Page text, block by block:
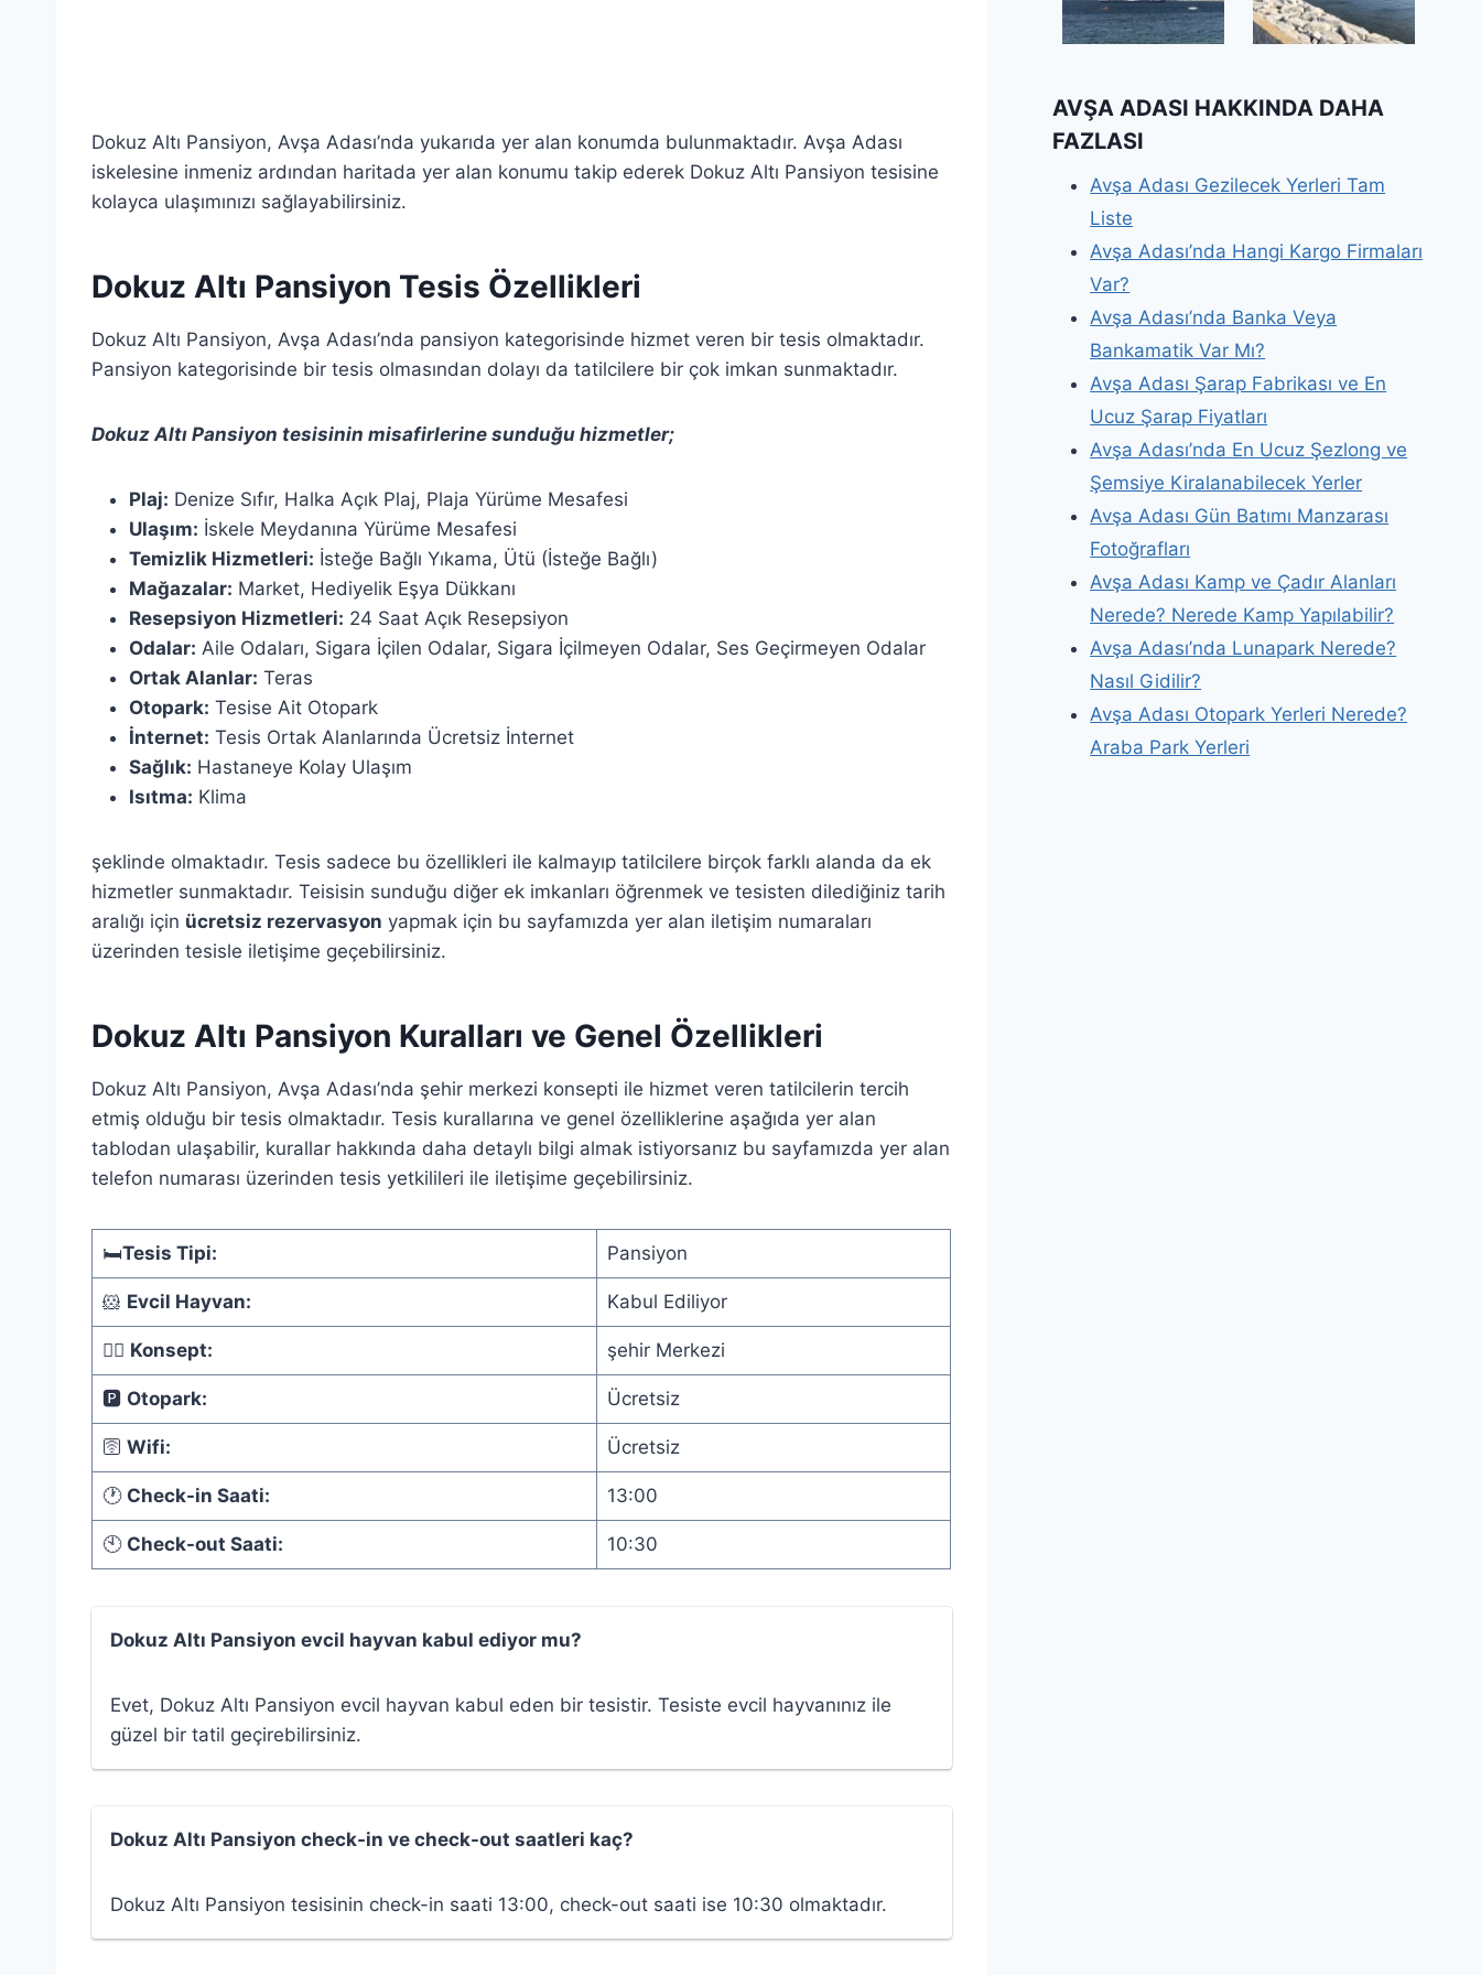
Dokuz Altı Pansiyon, Avşa Adası’nda yukarıda yer alan konumda bulunmaktadır. Avşa Adası
iskelesine inmeniz ardından haritada yer alan konumu takip ederek Dokuz Altı Pansiyon tesisine
kolayca ulaşımınızı sağlayabilirsiniz.
Dokuz Altı Pansiyon Tesis Özellikleri
Dokuz Altı Pansiyon, Avşa Adası’nda pansiyon kategorisinde hizmet veren bir tesis olmaktadır.
Pansiyon kategorisinde bir tesis olmasından dolayı da tatilcilere bir çok imkan sunmaktadır.
Dokuz Altı Pansiyon tesisinin misafirlerine sunduğu hizmetler;
Plaj: Denize Sıfır, Halka Açık Plaj, Plaja Yürüme Mesafesi
Ulaşım: İskele Meydanına Yürüme Mesafesi
Temizlik Hizmetleri: İsteğe Bağlı Yıkama, Ütü (İsteğe Bağlı)
Mağazalar: Market, Hediyelik Eşya Dükkanı
Resepsiyon Hizmetleri: 24 Saat Açık Resepsiyon
Odalar: Aile Odaları, Sigara İçilen Odalar, Sigara İçilmeyen Odalar, Ses Geçirmeyen Odalar
Ortak Alanlar: Teras
Otopark: Tesise Ait Otopark
İnternet: Tesis Ortak Alanlarında Ücretsiz İnternet
Sağlık: Hastaneye Kolay Ulaşım
Isıtma: Klima
şeklinde olmaktadır. Tesis sadece bu özellikleri ile kalmayıp tatilcilere birçok farklı alanda da ek
hizmetler sunmaktadır. Teisisin sunduğu diğer ek imkanları öğrenmek ve tesisten dilediğiniz tarih
aralığı için ücretsiz rezervasyon yapmak için bu sayfamızda yer alan iletişim numaraları
üzerinden tesisle iletişime geçebilirsiniz.
Dokuz Altı Pansiyon Kuralları ve Genel Özellikleri
Dokuz Altı Pansiyon, Avşa Adası’nda şehir merkezi konsepti ile hizmet veren tatilcilerin tercih
etmiş olduğu bir tesis olmaktadır. Tesis kurallarına ve genel özelliklerine aşağıda yer alan
tablodan ulaşabilir, kurallar hakkında daha detaylı bilgi almak istiyorsanız bu sayfamızda yer alan
telefon numarası üzerinden tesis yetkilileri ile iletişime geçebilirsiniz.
🛏️Tesis Tipi: Pansiyon
🐹 Evcil Hayvan: Kabul Ediliyor
🏊🏻‍ Konsept: şehir Merkezi
🅿️ Otopark: Ücretsiz
🛜 Wifi: Ücretsiz
🕐 Check-in Saati: 13:00
🕙 Check-out Saati: 10:30
Dokuz Altı Pansiyon evcil hayvan kabul ediyor mu?
Evet, Dokuz Altı Pansiyon evcil hayvan kabul eden bir tesistir. Tesiste evcil hayvanınız ile
güzel bir tatil geçirebilirsiniz.
Dokuz Altı Pansiyon check-in ve check-out saatleri kaç?
Dokuz Altı Pansiyon tesisinin check-in saati 13:00, check-out saati ise 10:30 olmaktadır.
AVŞA ADASI HAKKINDA DAHA
FAZLASI
Avşa Adası Gezilecek Yerleri Tam
Liste
Avşa Adası’nda Hangi Kargo Firmaları
Var?
Avşa Adası’nda Banka Veya
Bankamatik Var Mı?
Avşa Adası Şarap Fabrikası ve En
Ucuz Şarap Fiyatları
Avşa Adası’nda En Ucuz Şezlong ve
Şemsiye Kiralanabilecek Yerler
Avşa Adası Gün Batımı Manzarası
Fotoğrafları
Avşa Adası Kamp ve Çadır Alanları
Nerede? Nerede Kamp Yapılabilir?
Avşa Adası’nda Lunapark Nerede?
Nasıl Gidilir?
Avşa Adası Otopark Yerleri Nerede?
Araba Park Yerleri